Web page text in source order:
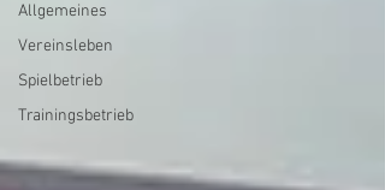
Allgemeines
Vereinsleben
Spielbetrieb
Trainingsbetrieb